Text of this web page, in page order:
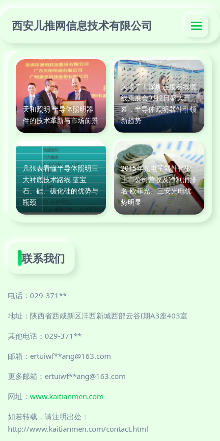
西安儿推网信息技术有限公司
天和照明 半导体照明器
件的技术革新与市场前景
久等了！深圳连接器线缆
线束展会9月2日盛大开
幕，半导体照明器件引领
新趋势
几张表看懂半导体照明三
大衬底技术路线 蓝宝
石、硅、碳化硅的优势与
瓶颈
2015年光电子器件行业
上市公司营收及净利润排
名 欧菲光、三安光电优
势明显
联系我们
电话：029-371**
地址：陕西省西咸新区沣西新城西部云谷I期A3座403室
其他电话：029-371**
邮箱：ertuiwf**ang@163.com
更多邮箱：ertuiwf**ang@163.com
网址： www.kaitianmen.com
如若转载，请注明出处：
http://www.kaitianmen.com/contact.html